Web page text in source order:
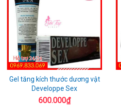
Gel tăng kích thước dương vật
Developpe Sex
600.000₫